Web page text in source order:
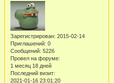
Зарегистрирован: 2015-02-14
Приглашений: 0
Сообщений: 5226
Провел на форуме:
1 месяц 18 дней
Последний визит:
2021-01-16 23:01:20